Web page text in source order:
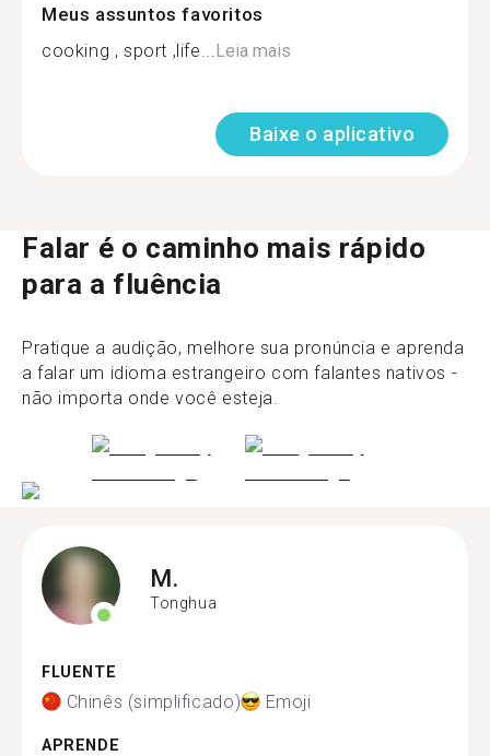
Meus assuntos favoritos
cooking , sport ,life... Leia mais
Baixe o aplicativo
Falar é o caminho mais rápido
para a fluência
Pratique a audição, melhore sua pronúncia e aprenda
a falar um idioma estrangeiro com falantes nativos -
não importa onde você esteja.
M.
Tonghua
FLUENTE
Chinês (simplificado) Emoji
APRENDE